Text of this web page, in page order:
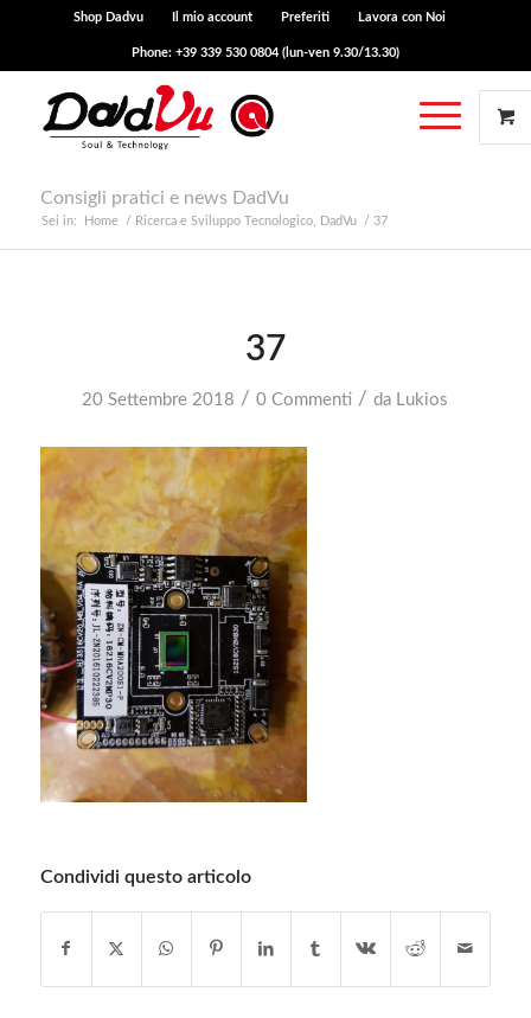
Shop Dadvu Il mio account Preferiti Lavora con Noi
Phone: +39 339 530 0804 (lun-ven 9.30/13.30)
Consigli pratici e news DadVu
Sei in: Home / Ricerca e Sviluppo Tecnologico, DadVu / 37
37
20 Settembre 2018 / 0 Commenti / da Lukios
Condividi questo articolo